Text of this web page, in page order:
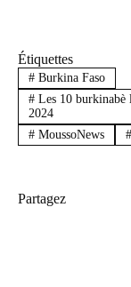
Étiquettes
#Burkina Faso
#Les 10 burkinabè
2024
#MoussoNews #
Partagez